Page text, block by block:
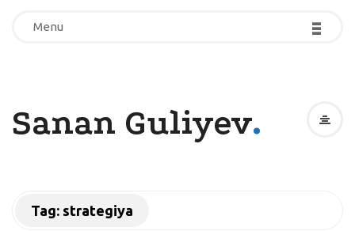
Menu -
-
-
Menu -
-
-
Sanan Guliyev.
Tag: strategiya